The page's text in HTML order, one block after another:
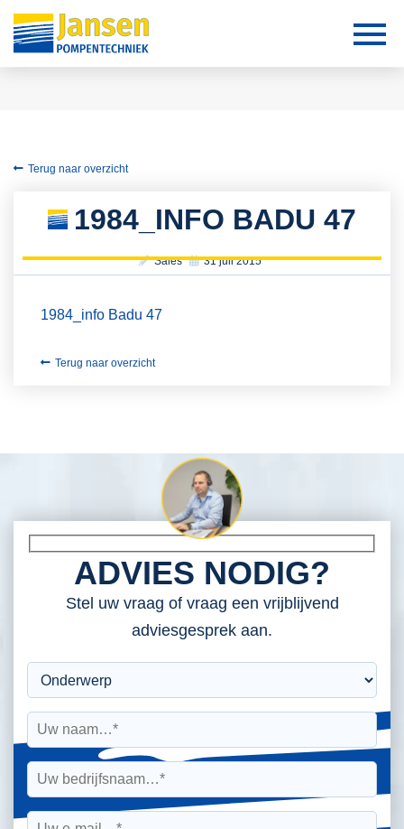
Terug naar overzicht
1984_INFO BADU 47
Sales 31 juli 2015
1984_info Badu 47
Terug naar overzicht
ADVIES NODIG?
Stel uw vraag of vraag een vrijblijvend
adviesgesprek aan.